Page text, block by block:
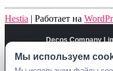
Hestia | Работает на
Decos Company
51/60-61, Moo 6, Sao Thong
Мы используем
Мы используем